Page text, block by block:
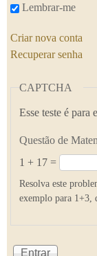
Lembrar-me
Criar nova conta
Recuperar senha
CAPTCHA
Esse teste é para
Questão de
1 + 17 =
Resolva este
exemplo para 1+3,